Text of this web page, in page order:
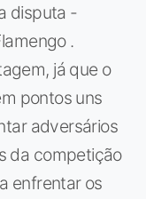
disputa -
.
já que o
pontos uns
adversários
da competição
enfrentar os